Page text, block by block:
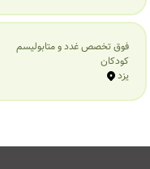
فوق تخصص غدد و متابولیسم
کودکان
یزد